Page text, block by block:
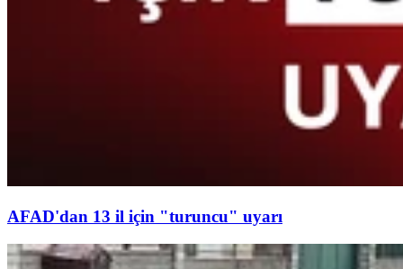
AFAD'dan 13 il için "turuncu" uyarı